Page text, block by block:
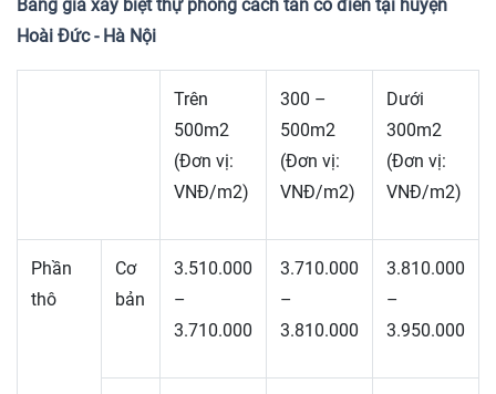
Bảng giá xây biệt thự phong cách tân cổ điển tại huyện
Hoài Đức - Hà Nội
Trên
500m2
(Đơn vị:
VNĐ/m2)
300 –
500m2
(Đơn vị:
VNĐ/m2)
Dưới
300m2
(Đơn vị:
VNĐ/m2)
Phần
thô
Cơ
bản
3.510.000
–
3.710.000
3.710.000
–
3.810.000
3.810.000
–
3.950.000